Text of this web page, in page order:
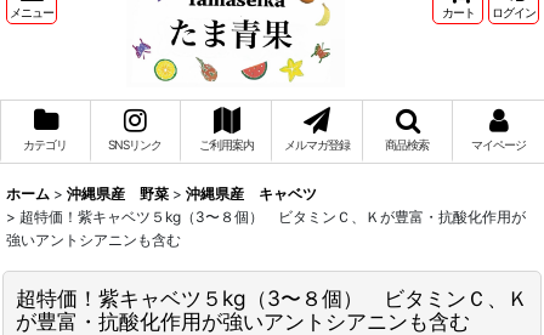
メニュー カート ログイン
カテゴリ SNSリンク ご利用案内 メルマガ登録 商品検索 マイページ
ホーム > 沖縄県産 野菜 > 沖縄県産 キャベツ
> 超特価！紫キャベツ５kg（3〜８個） ビタミンＣ、Ｋが豊富・抗酸化作用が
強いアントシアニンも含む
超特価！紫キャベツ５kg（3〜８個） ビタミンＣ、Ｋ
が豊富・抗酸化作用が強いアントシアニンも含む